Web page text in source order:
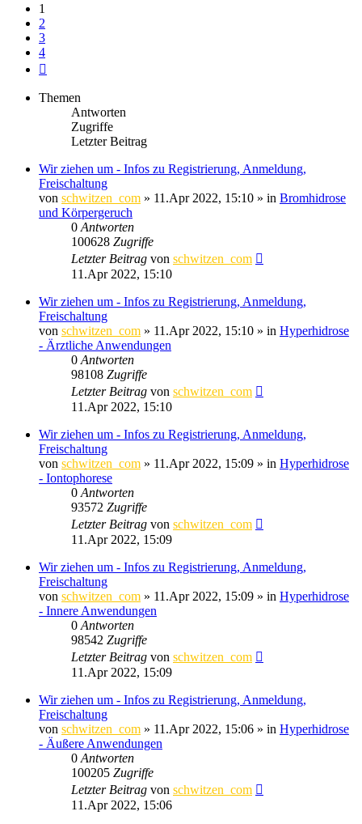
1
2
3
4
Themen
Antworten
Zugriffe
Letzter Beitrag
Wir ziehen um - Infos zu Registrierung, Anmeldung,
Freischaltung
von schwitzen_com » 11.Apr 2022, 15:10 » in Bromhidrose
und Körpergeruch
0 Antworten
100628 Zugriffe
Letzter Beitrag von schwitzen_com
11.Apr 2022, 15:10
Wir ziehen um - Infos zu Registrierung, Anmeldung,
Freischaltung
von schwitzen_com » 11.Apr 2022, 15:10 » in Hyperhidrose
- Ärztliche Anwendungen
0 Antworten
98108 Zugriffe
Letzter Beitrag von schwitzen_com
11.Apr 2022, 15:10
Wir ziehen um - Infos zu Registrierung, Anmeldung,
Freischaltung
von schwitzen_com » 11.Apr 2022, 15:09 » in Hyperhidrose
- Iontophorese
0 Antworten
93572 Zugriffe
Letzter Beitrag von schwitzen_com
11.Apr 2022, 15:09
Wir ziehen um - Infos zu Registrierung, Anmeldung,
Freischaltung
von schwitzen_com » 11.Apr 2022, 15:09 » in Hyperhidrose
- Innere Anwendungen
0 Antworten
98542 Zugriffe
Letzter Beitrag von schwitzen_com
11.Apr 2022, 15:09
Wir ziehen um - Infos zu Registrierung, Anmeldung,
Freischaltung
von schwitzen_com » 11.Apr 2022, 15:06 » in Hyperhidrose
- Äußere Anwendungen
0 Antworten
100205 Zugriffe
Letzter Beitrag von schwitzen_com
11.Apr 2022, 15:06